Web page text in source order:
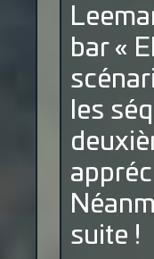
bar «
les
suite !